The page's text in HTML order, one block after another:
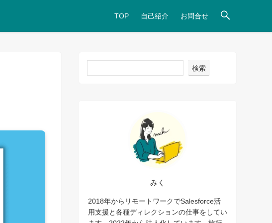
TOP 自己紹介 お問合せ
検索
みく
2018年からリモートワークでSalesforce活
用支援と各種ディレクションの仕事をしてい